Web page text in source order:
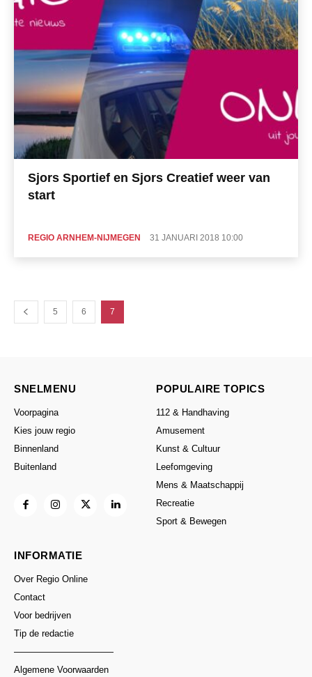
Sjors Sportief en Sjors Creatief weer van
start
REGIO ARNHEM-NIJMEGEN 31 JANUARI 2018 10:00
5 6 7
SNELMENU
Voorpagina
Kies jouw regio
Binnenland
Buitenland
POPULAIRE TOPICS
112 & Handhaving
Amusement
Kunst & Cultuur
Leefomgeving
Mens & Maatschappij
Recreatie
Sport & Bewegen
INFORMATIE
Over Regio Online
Contact
Voor bedrijven
Tip de redactie
———————————
Algemene Voorwaarden